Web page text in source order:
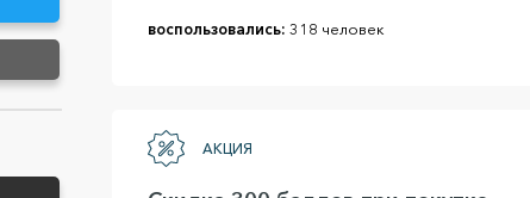
воспользовались: 318 человек
АКЦИЯ